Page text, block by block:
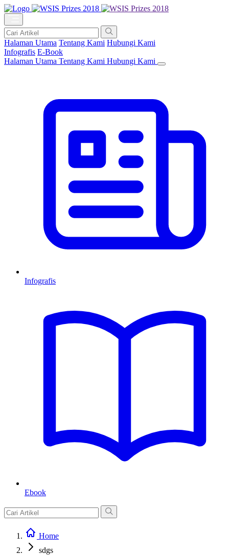
Halaman Utama Tentang Kami Hubungi Kami
Infografis E-Book
Halaman Utama Tentang Kami Hubungi Kami
Infografis
Ebook
Home
sdgs